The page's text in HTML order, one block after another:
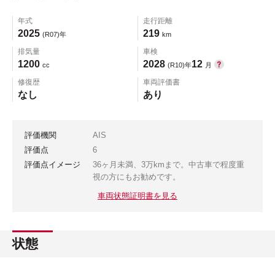
年式
2025 (R07)年
走行距離
219 km
排気量
1200 cc
車検
2028 (R10)年12 月
修復歴
なし
車両評価書
あり
評価機関
AIS
評価点
6
評価点イメージ
36ヶ月未満、3万kmまで。中古車で程度重
視の方にもお勧めです。
車両状態証明書を見る
状態